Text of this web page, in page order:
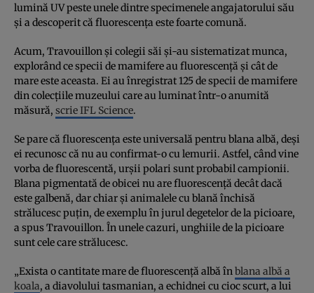
lumină UV peste unele dintre specimenele angajatorului său
și a descoperit că fluorescența este foarte comună.
Acum, Travouillon și colegii săi și-au sistematizat munca,
explorând ce specii de mamifere au fluorescență și cât de
mare este aceasta. Ei au înregistrat 125 de specii de mamifere
din colecțiile muzeului care au luminat într-o anumită
măsură, scrie IFL Science.
Se pare că fluorescența este universală pentru blana albă, deși
ei recunosc că nu au confirmat-o cu lemurii. Astfel, când vine
vorba de fluorescentă, urșii polari sunt probabil campionii.
Blana pigmentată de obicei nu are fluorescență decât dacă
este galbenă, dar chiar și animalele cu blană închisă
strălucesc puțin, de exemplu în jurul degetelor de la picioare,
a spus Travouillon. În unele cazuri, unghiile de la picioare
sunt cele care strălucesc.
„Exista o cantitate mare de fluorescență albă înblana albă a
koala, a diavolului tasmanian, a echidnei cu cioc scurt, a lui